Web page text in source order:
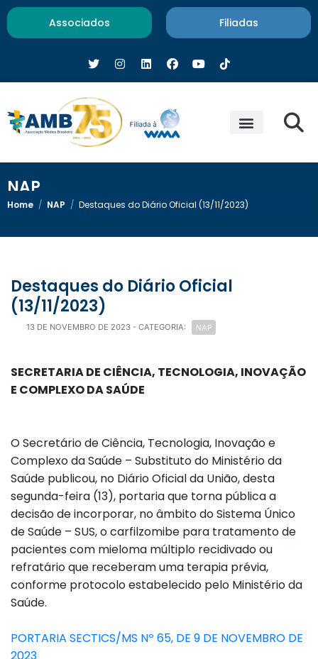
Associados Filiadas
NAP
Home / NAP / Destaques do Diário Oficial (13/11/2023)
Destaques do Diário Oficial
(13/11/2023)
13 DE NOVEMBRO DE 2023 - CATEGORIA: NAP
SECRETARIA DE CIÊNCIA, TECNOLOGIA, INOVAÇÃO
E COMPLEXO DA SAÚDE
O Secretário de Ciência, Tecnologia, Inovação e
Complexo da Saúde – Substituto do Ministério da
Saúde publicou, no Diário Oficial da União, desta
segunda-feira (13), portaria que torna pública a
decisão de incorporar, no âmbito do Sistema Único
de Saúde – SUS, o carfilzomibe para tratamento de
pacientes com mieloma múltiplo recidivado ou
refratário que receberam uma terapia prévia,
conforme protocolo estabelecido pelo Ministério da
Saúde.
PORTARIA SECTICS/MS Nº 65, DE 9 DE NOVEMBRO DE
2023